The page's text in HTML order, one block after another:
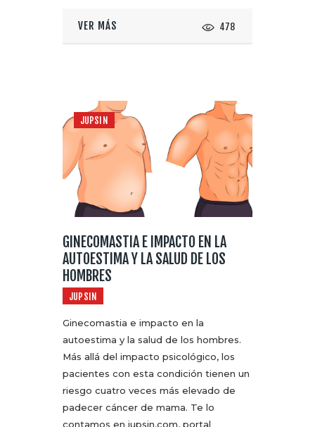
VER MÁS 478
JUPSIN
GINECOMASTIA E IMPACTO EN LA
AUTOESTIMA Y LA SALUD DE LOS
HOMBRES
JUPSIN
Ginecomastia e impacto en la
autoestima y la salud de los hombres.
Más allá del impacto psicológico, los
pacientes con esta condición tienen un
riesgo cuatro veces más elevado de
padecer cáncer de mama. Te lo
contamos en jupsin.com, portal